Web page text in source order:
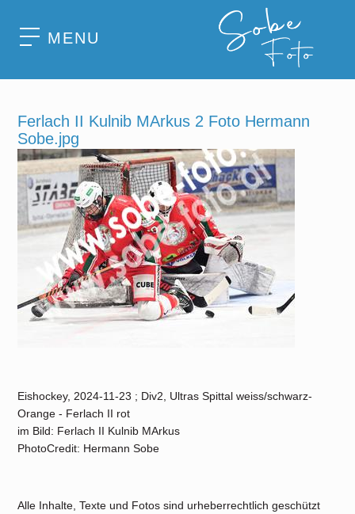
MENU
Ferlach II Kulnib MArkus 2 Foto Hermann
Sobe.jpg
Eishockey, 2024-11-23 ; Div2, Ultras Spittal weiss/schwarz-
Orange - Ferlach II rot
im Bild: Ferlach II Kulnib MArkus
PhotoCredit: Hermann Sobe
Alle Inhalte, Texte und Fotos sind urheberrechtlich geschützt